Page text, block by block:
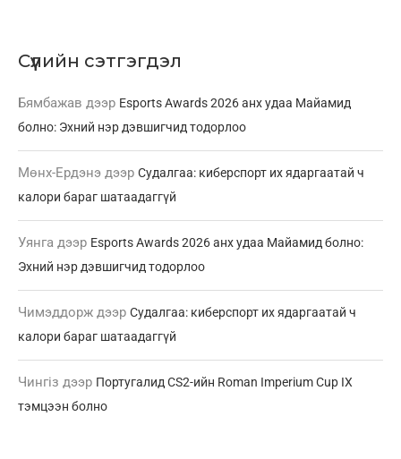
Сүүлийн сэтгэгдэл
Бямбажав дээр Esports Awards 2026 анх удаа Майамид
болно: Эхний нэр дэвшигчид тодорлоо
Мөнх-Ердэнэ дээр Судалгаа: киберспорт их ядаргаатай ч
калори бараг шатаадаггүй
Уянга дээр Esports Awards 2026 анх удаа Майамид болно:
Эхний нэр дэвшигчид тодорлоо
Чимэддорж дээр Судалгаа: киберспорт их ядаргаатай ч
калори бараг шатаадаггүй
Чингіз дээр Португалид CS2-ийн Roman Imperium Cup IX
тэмцээн болно